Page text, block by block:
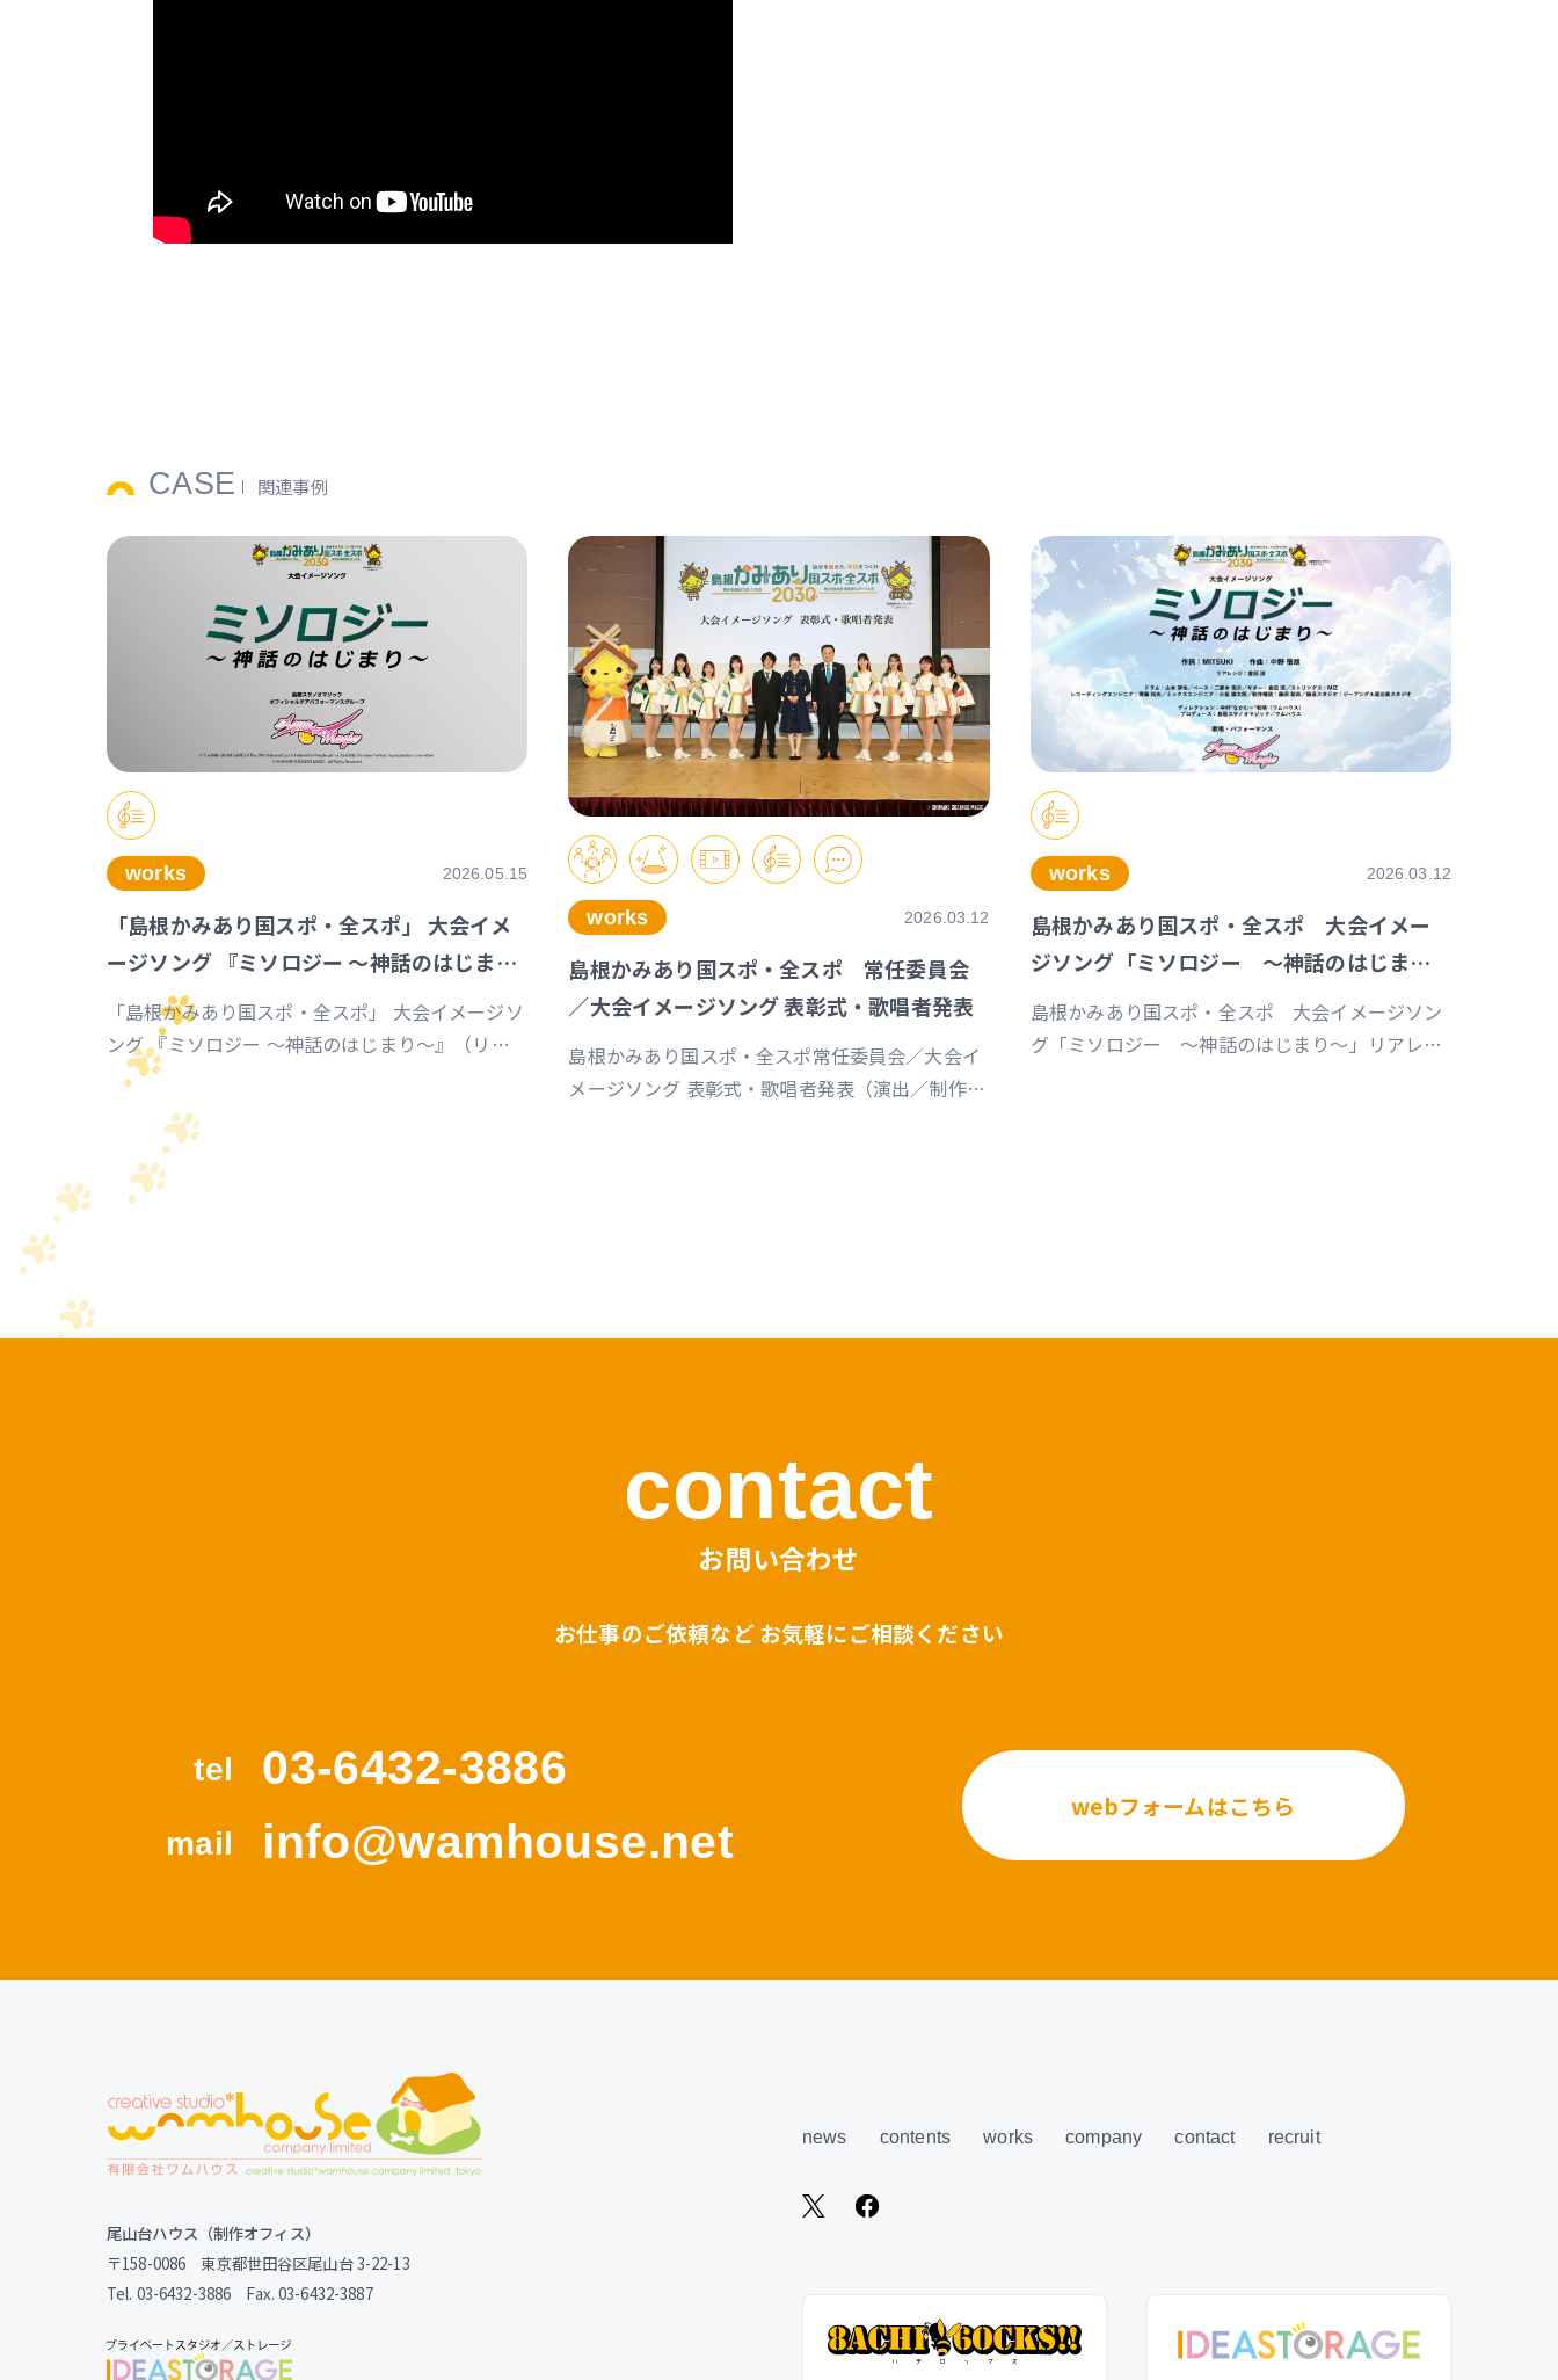
CASE 関連事例
works 2026.05.15
「島根かみあり国スポ・全スポ」 大会イメ
ージソング 『ミソロジー ～神話のはじまり
～』
「島根かみあり国スポ・全スポ」 大会イメージソ
ング 『ミソロジー ～神話のはじまり～』（リア
レンジ／レコーディング）
works 2026.03.12
島根かみあり国スポ・全スポ 常任委員会
／大会イメージソング 表彰式・歌唱者発表
島根かみあり国スポ・全スポ常任委員会／大会イ
メージソング 表彰式・歌唱者発表（演出／制作／
works 2026.03.12
島根かみあり国スポ・全スポ 大会イメー
ジソング「ミソロジー ～神話のはじまり
～」リアレンジ版
島根かみあり国スポ・全スポ 大会イメージソン
グ「ミソロジー ～神話のはじまり～」リアレン
contact
お問い合わせ
お仕事のご依頼など お気軽にご相談ください
tel 03-6432-3886
mail info@wamhouse.net
webフォームはこちら
尾山台ハウス（制作オフィス）
〒158-0086 東京都世田谷区尾山台 3-22-13
Tel. 03-6432-3886 Fax. 03-6432-3887
news contents works company contact recruit